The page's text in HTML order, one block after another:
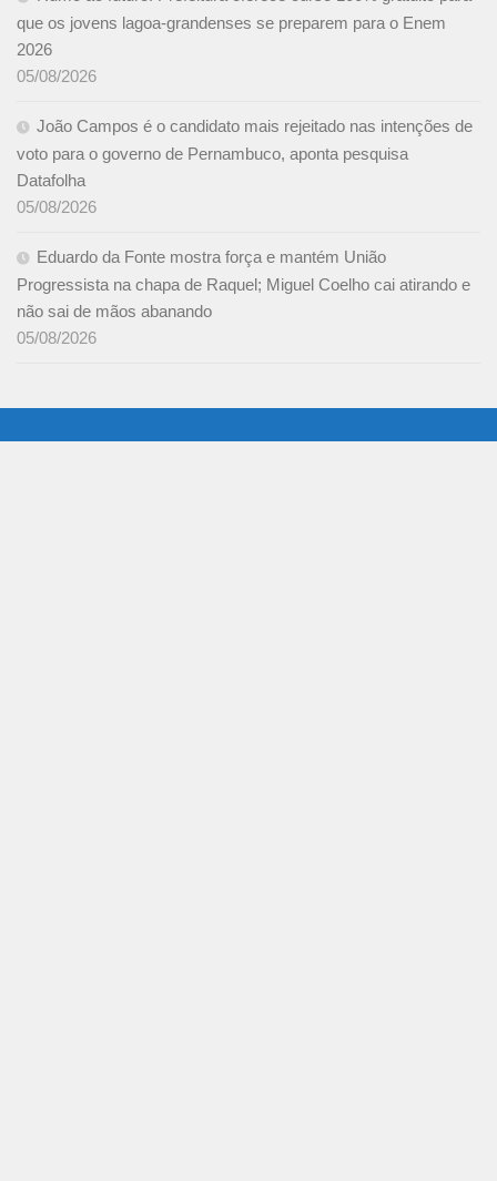
que os jovens lagoa-grandenses se preparem para o Enem
2026
05/08/2026
João Campos é o candidato mais rejeitado nas intenções de
voto para o governo de Pernambuco, aponta pesquisa
Datafolha
05/08/2026
Eduardo da Fonte mostra força e mantém União
Progressista na chapa de Raquel; Miguel Coelho cai atirando e
não sai de mãos abanando
05/08/2026